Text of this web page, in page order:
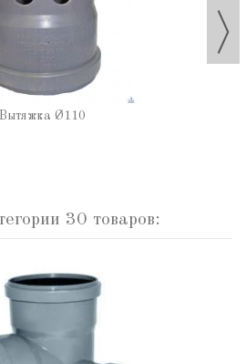
Вытяжка Ø110
30 товаров: